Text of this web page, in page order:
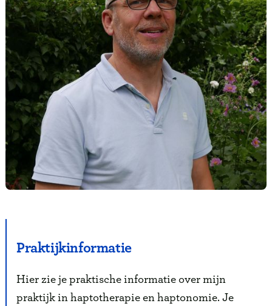
Praktijkinformatie
Hier zie je praktische informatie over mijn
praktijk in haptotherapie en haptonomie. Je